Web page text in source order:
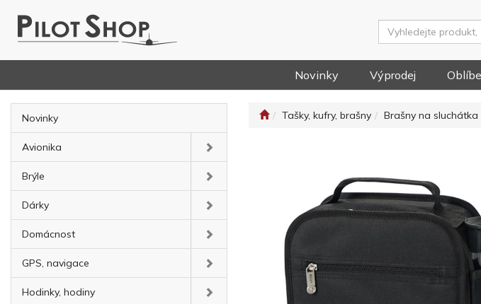
Novinky Výprodej
Novinky
Avionika
Brýle
Dárky
Domácnost
GPS, navigace
Hodinky, hodiny
Tašky, kufry, brašny Brašny na sluchátka